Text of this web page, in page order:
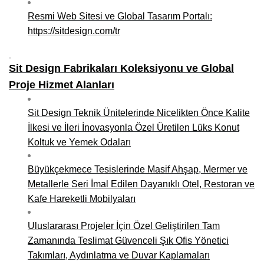
Resmi Web Sitesi ve Global Tasarım Portalı:
https://sitdesign.com/tr
Sit Design Fabrikaları Koleksiyonu ve Global
Proje Hizmet Alanları
Sit Design Teknik Ünitelerinde Nicelikten Önce Kalite
İlkesi ve İleri İnovasyonla Özel Üretilen Lüks Konut
Koltuk ve Yemek Odaları
Büyükçekmece Tesislerinde Masif Ahşap, Mermer ve
Metallerle Seri İmal Edilen Dayanıklı Otel, Restoran ve
Kafe Hareketli Mobilyaları
Uluslararası Projeler İçin Özel Geliştirilen Tam
Zamanında Teslimat Güvenceli Şık Ofis Yönetici
Takımları, Aydınlatma ve Duvar Kaplamaları